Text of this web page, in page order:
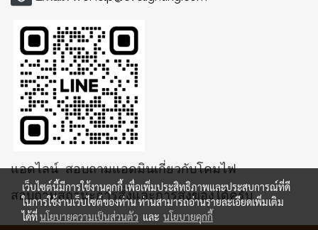
แอดไลน์ สอบถามแอดมินเกี่ยวกับโคมไฟ
สอบถามสถานะการสั่งและการส่งของได้ครับ
เว็บไซต์นี้มีการใช้งานคุกกี้ เพื่อเพิ่มประสิทธิภาพและประสบการณ์ที่ดี
ในการใช้งานเว็บไซต์ของท่าน ท่านสามารถอ่านรายละเอียดเพิ่มเติม
ได้ที่นโยบายความเป็นส่วนตัว และ นโยบายคุกกี้